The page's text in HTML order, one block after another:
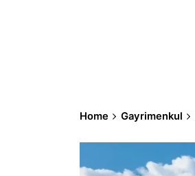
Home Gayrimenkul